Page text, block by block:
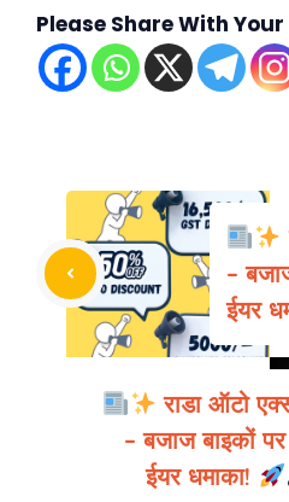
Please Share With
–
ईयर
राडा ऑटो
– बजाज बाइकों
ईयर धमाका!